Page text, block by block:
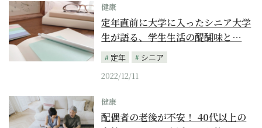
健康
定年直前に大学に入ったシニア大学
生が語る、学生生活の醍醐味と…
定年
シニア
2022/12/11
健康
配偶者の老後が不安！ 40代以上の